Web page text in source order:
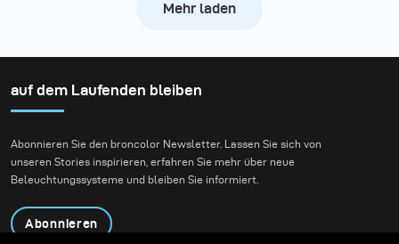
Mehr laden
auf dem Laufenden bleiben
Abonnieren Sie den broncolor Newsletter. Lassen Sie sich von
unseren Stories inspirieren, erfahren Sie mehr über neue
Beleuchtungssysteme und bleiben Sie informiert.
Abonnieren